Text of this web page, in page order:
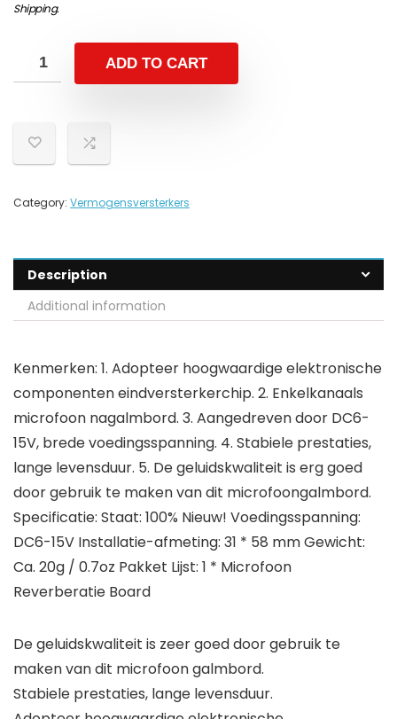
Shipping.
ADD TO CART
Category: Vermogensversterkers
Description
Additional information
Kenmerken: 1. Adopteer hoogwaardige elektronische
componenten eindversterkerchip. 2. Enkelkanaals
microfoon nagalmbord. 3. Aangedreven door DC6-
15V, brede voedingsspanning. 4. Stabiele prestaties,
lange levensduur. 5. De geluidskwaliteit is erg goed
door gebruik te maken van dit microfoongalmbord.
Specificatie: Staat: 100% Nieuw! Voedingsspanning:
DC6-15V Installatie-afmeting: 31 * 58 mm Gewicht:
Ca. 20g / 0.7oz Pakket Lijst: 1 * Microfoon
Reverberatie Board
De geluidskwaliteit is zeer goed door gebruik te
maken van dit microfoon galmbord.
Stabiele prestaties, lange levensduur.